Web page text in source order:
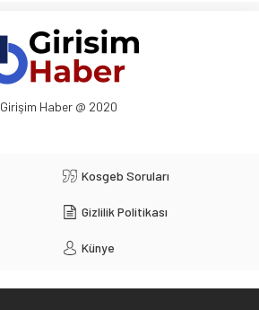
Girişim Haber @ 2020
Kosgeb Soruları
Gizlilik Politikası
Künye